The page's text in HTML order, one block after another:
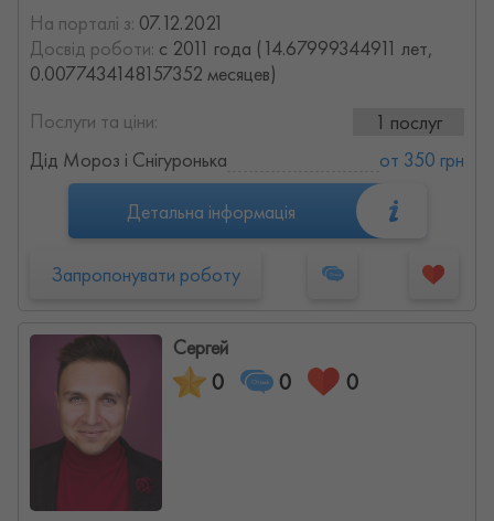
На порталі з: 07.12.2021
Досвід роботи: с 2011 года (14.67999344911 лет,
0.0077434148157352 месяцев)
Послуги та ціни:
1 послуг
Дід Мороз і Снігуронька
от 350 грн
Детальна інформація
Запропонувати роботу
Сергей
0 0 0